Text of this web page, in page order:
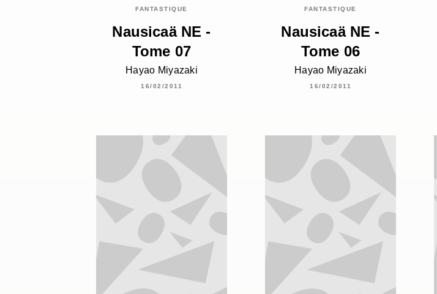
FANTASTIQUE
Nausicaä NE -
Tome 07
Hayao Miyazaki
16/02/2011
FANTASTIQUE
Nausicaä NE -
Tome 06
Hayao Miyazaki
16/02/2011